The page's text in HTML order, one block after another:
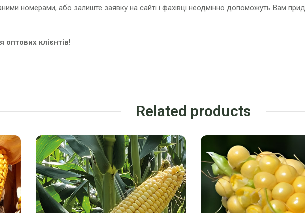
номерами, або залиште заявку на сайті і фахівці неодмінно допоможуть Вам
оптових клієнтів!
Related products